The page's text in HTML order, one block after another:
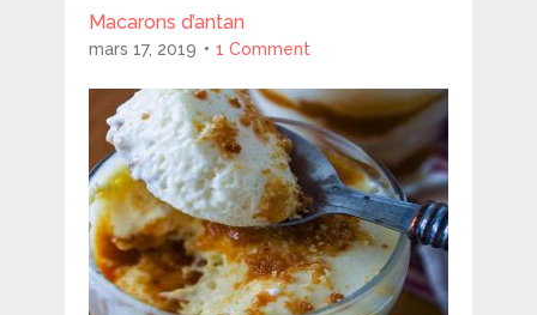
Macarons d’antan
mars 17, 2019 1 Comment